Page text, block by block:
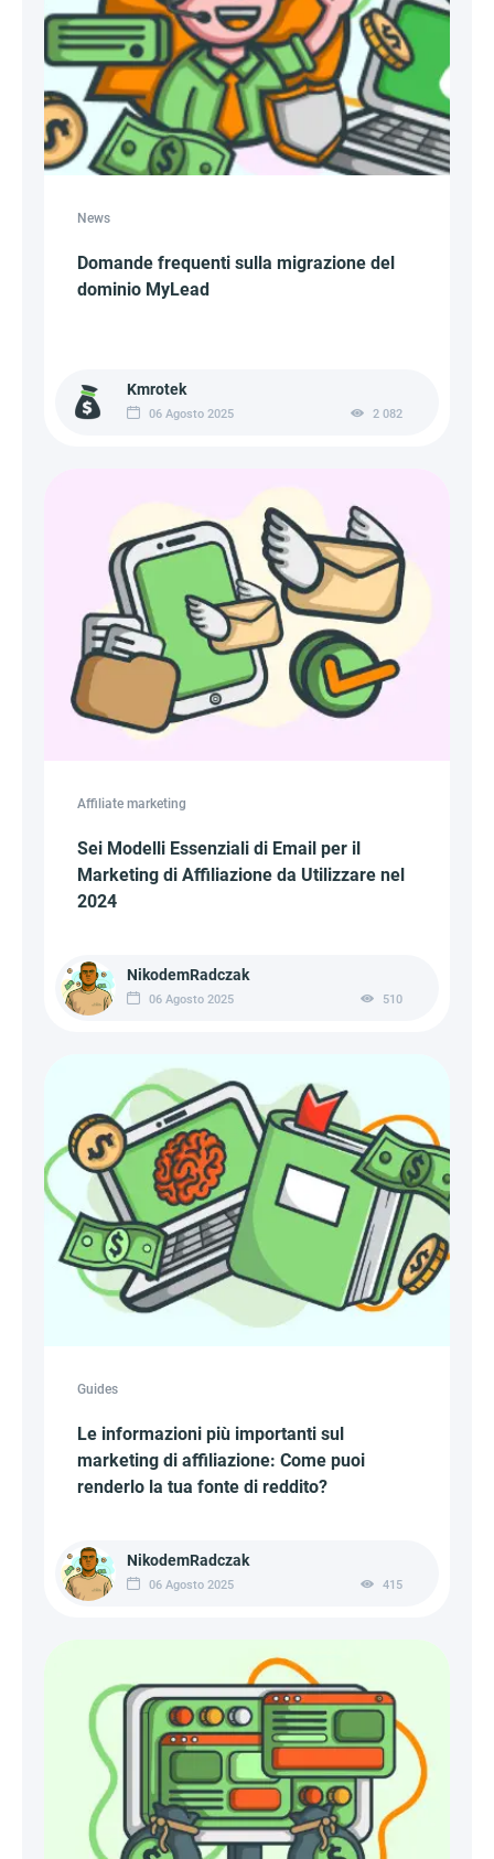
News
Domande frequenti sulla migrazione del
dominio MyLead
Kmrotek
06 Agosto 2025 2 082
Affiliate marketing
Sei Modelli Essenziali di Email per il
Marketing di Affiliazione da Utilizzare nel
2024
NikodemRadczak
06 Agosto 2025 510
Guides
Le informazioni più importanti sul
marketing di affiliazione: Come puoi
renderlo la tua fonte di reddito?
NikodemRadczak
06 Agosto 2025 415